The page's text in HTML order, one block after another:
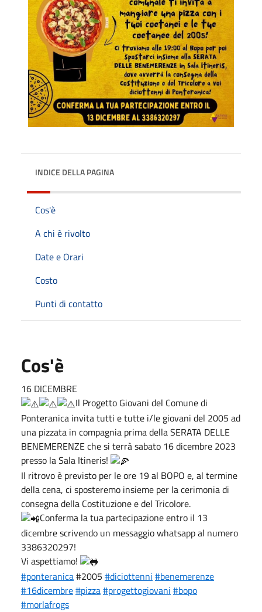
INDICE DELLA PAGINA
Cos'è
A chi è rivolto
Date e Orari
Costo
Punti di contatto
Cos'è
16 DICEMBRE
Il Progetto Giovani del Comune di
Ponteranica invita tutti e tutte i/le giovani del 2005 ad
una pizzata in compagnia prima della SERATA DELLE
BENEMERENZE che si terrà sabato 16 dicembre 2023
presso la Sala Itineris!
Il ritrovo è previsto per le ore 19 al BOPO e, al termine
della cena, ci sposteremo insieme per la cerimonia di
consegna della Costituzione e del Tricolore.
Conferma la tua partecipazione entro il 13
dicembre scrivendo un messaggio whatsapp al numero
3386320297!
Vi aspettiamo!
#ponteranica#2005 #diciottenni #benemerenze
#16dicembre#pizza#progettogiovani #bopo
#morlafrogs